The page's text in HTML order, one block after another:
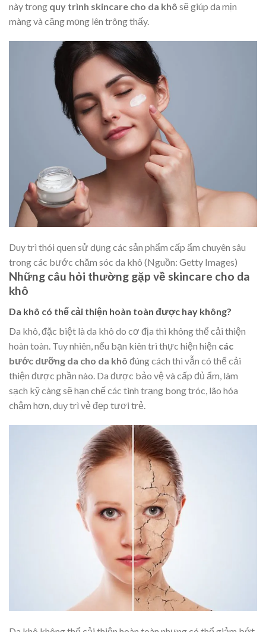
này trong quy trình skincare cho da khô sẽ giúp da mịn
màng và căng mọng lên trông thấy.
Duy trì thói quen sử dụng các sản phẩm cấp ẩm chuyên sâu
trong các bước chăm sóc da khô (Nguồn: Getty Images)
Những câu hỏi thường gặp về skincare cho da
khô
Da khô có thể cải thiện hoàn toàn được hay không?
Da khô, đặc biệt là da khô do cơ địa thì không thể cải thiện
hoàn toàn. Tuy nhiên, nếu bạn kiên trì thực hiện hiện các
bước dưỡng da cho da khô đúng cách thì vẫn có thể cải
thiện được phần nào. Da được bảo vệ và cấp đủ ẩm, làm
sạch kỹ càng sẽ hạn chế các tình trạng bong tróc, lão hóa
chậm hơn, duy trì vẻ đẹp tươi trẻ.